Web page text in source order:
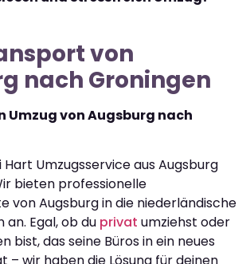
von
nach Groningen
Umzug von Augsburg nach
Umzugsservice aus Augsburg
bieten professionelle
von Augsburg in die niederländische
Egal, ob du privat umziehst oder
bist, das seine Büros in ein neues